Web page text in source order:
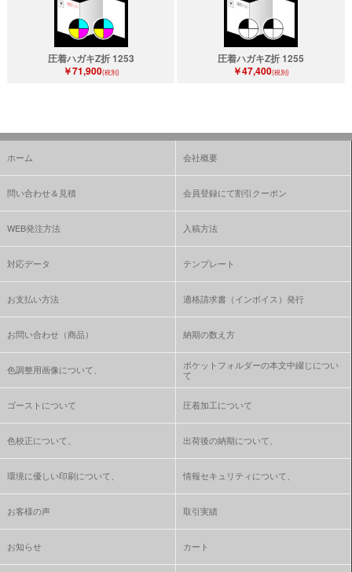
圧着ハガキZ折 1253
￥71,900(税別)
圧着ハガキZ折 1255
￥47,400(税別)
ホーム 会社概要
問い合わせ＆見積 会員登録にて割引クーポン
WEB発注方法 入稿方法
対応データ テンプレート
お支払い方法 適格請求書（インボイス）発行
お問い合わせ（商品） 納期の数え方
色調整用画像について、
ポケットフォルダーの本文中綴じについ
て
ゴーストについて 圧着加工について
色校正について、 出荷後の納期について、
環境に優しい印刷について、 情報セキュリティについて、
お客様の声 取引実績
お知らせ カート